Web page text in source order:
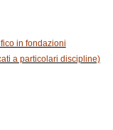
in fondazioni
a particolari discipline)